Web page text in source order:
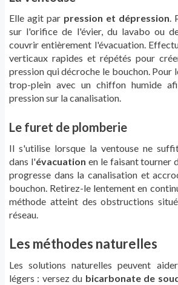
Elle agit par pression et dépression.
sur l'orifice de l'évier, du lavabo ou
couvrir entièrement l'évacuation.
verticaux rapides et répétés pour
pression qui décroche le bouchon. Pour
trop-plein avec un chiffon humide
pression sur la canalisation.
Le furet de plomberie
Il s'utilise lorsque la ventouse ne
dans l'évacuation en le faisant tourner
progresse dans la canalisation et
bouchon. Retirez-le lentement en
méthode atteint des obstructions
réseau.
Les méthodes naturelles
Les solutions naturelles peuvent
légers : versez du bicarbonate de